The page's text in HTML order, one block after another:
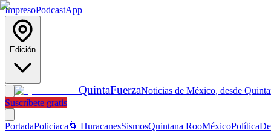
ImpresoPodcastApp
Edición
QuintaFuerzaNoticias de México, desde
Suscríbete gratis
PortadaPoliciaca 🌀 HuracanesSismosQuintana RooMéxicoPolítica